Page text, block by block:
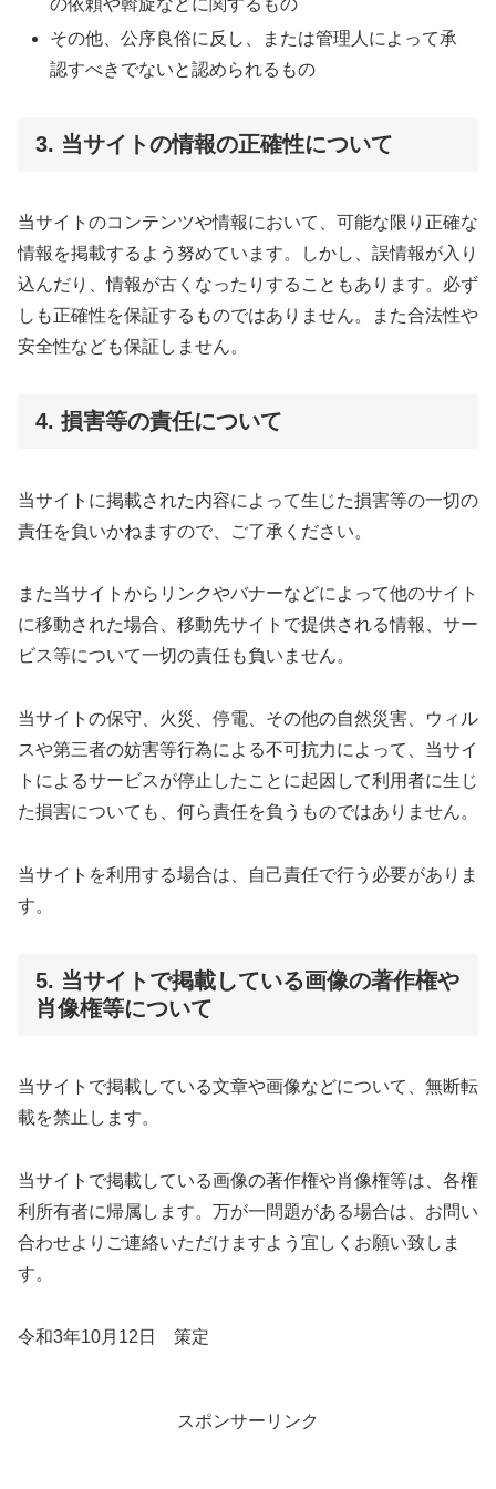
の依頼や斡旋などに関するもの
その他、公序良俗に反し、または管理人によって承
認すべきでないと認められるもの
3. 当サイトの情報の正確性について
当サイトのコンテンツや情報において、可能な限り正確な
情報を掲載するよう努めています。しかし、誤情報が入り
込んだり、情報が古くなったりすることもあります。必ず
しも正確性を保証するものではありません。また合法性や
安全性なども保証しません。
4. 損害等の責任について
当サイトに掲載された内容によって生じた損害等の一切の
責任を負いかねますので、ご了承ください。
また当サイトからリンクやバナーなどによって他のサイト
に移動された場合、移動先サイトで提供される情報、サー
ビス等について一切の責任も負いません。
当サイトの保守、火災、停電、その他の自然災害、ウィル
スや第三者の妨害等行為による不可抗力によって、当サイ
トによるサービスが停止したことに起因して利用者に生じ
た損害についても、何ら責任を負うものではありません。
当サイトを利用する場合は、自己責任で行う必要がありま
す。
5. 当サイトで掲載している画像の著作権や
肖像権等について
当サイトで掲載している文章や画像などについて、無断転
載を禁止します。
当サイトで掲載している画像の著作権や肖像権等は、各権
利所有者に帰属します。万が一問題がある場合は、お問い
合わせよりご連絡いただけますよう宜しくお願い致しま
す。
令和3年10月12日 策定
スポンサーリンク